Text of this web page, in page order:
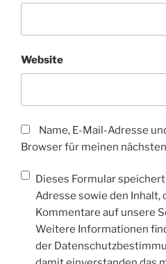
Website
Name, E-Mail-Adresse
Browser für meinen
Dieses Formular
Adresse sowie den Inhalt,
Kommentare auf unsere
Weitere Informationen
der